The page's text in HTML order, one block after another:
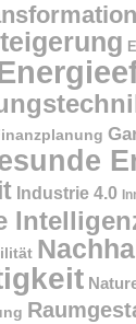
Industrie 4.0